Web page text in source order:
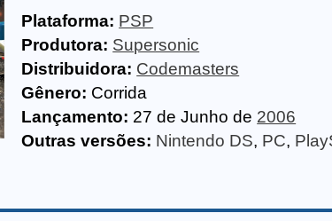
Plataforma: PSP
Produtora: Supersonic
Distribuidora: Codemasters
Gênero: Corrida
Lançamento: 27 de Junho de 2006
Outras versões: Nintendo DS, PC,